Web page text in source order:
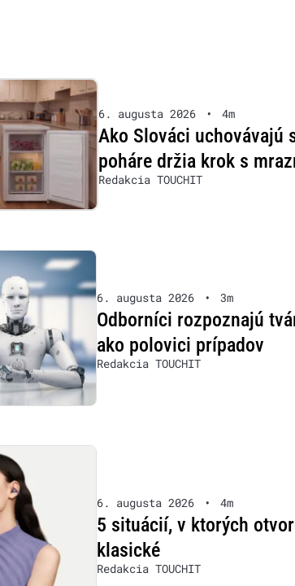
6. augusta 2026 • 4m
Ako Slováci uchovávajú
poháre držia krok s
Redakcia TOUCHIT
6. augusta 2026 • 3m
Odborníci rozpoznajú
ako polovici prípadov
Redakcia TOUCHIT
6. augusta 2026 • 4m
5 situácií, v ktorých
klasické
Redakcia TOUCHIT